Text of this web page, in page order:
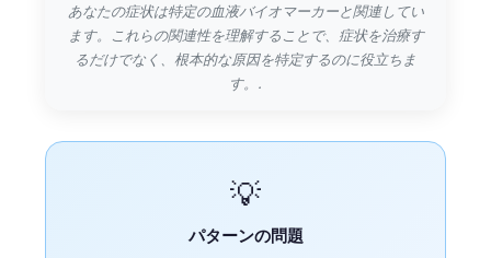
あなたの症状は特定の血液バイオマーカーと関連してい
ます。これらの関連性を理解することで、症状を治療す
るだけでなく、根本的な原因を特定するのに役立ちま
す。.
💡
パターンの問題